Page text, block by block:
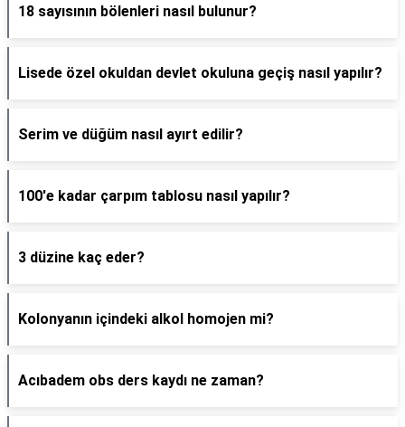
18 sayısının bölenleri nasıl bulunur?
Lisede özel okuldan devlet okuluna geçiş nasıl yapılır?
Serim ve düğüm nasıl ayırt edilir?
100'e kadar çarpım tablosu nasıl yapılır?
3 düzine kaç eder?
Kolonyanın içindeki alkol homojen mi?
Acıbadem obs ders kaydı ne zaman?